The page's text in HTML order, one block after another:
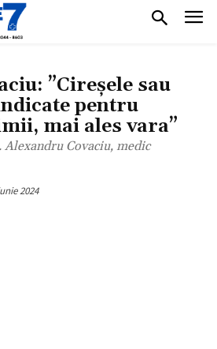
”Cireșele sau
pentru
mai ales vara”
Covaciu, medic
2024